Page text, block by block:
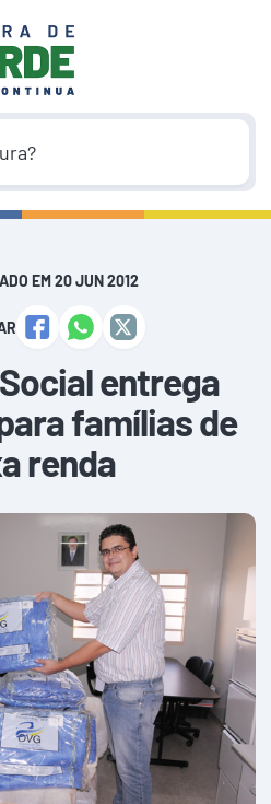
EM 20 JUN 2012
entrega
famílias de
renda